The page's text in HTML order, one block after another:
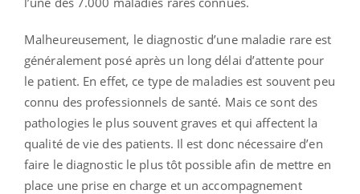
Malheureusement, le diagnostic d’une maladie rare est
généralement posé après un long délai d’attente pour
le patient. En effet, ce type de maladies est souvent peu
connu des professionnels de santé. Mais ce sont des
pathologies le plus souvent graves et qui affectent la
qualité de vie des patients. Il est donc nécessaire d’en
faire le diagnostic le plus tôt possible afin de mettre en
place une prise en charge et un accompagnement